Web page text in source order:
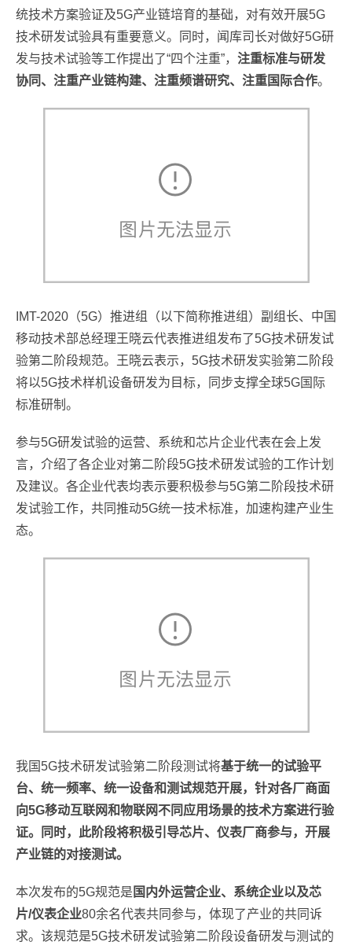
统技术方案验证及5G产业链培育的基础，对有效开展5G
技术研发试验具有重要意义。同时，闻库司长对做好5G研
发与技术试验等工作提出了“四个注重”， 注重标准与研发
协同、注重产业链构建、注重频谱研究、注重国际合作。
IMT-2020（5G）推进组（以下简称推进组）副组长、中国
移动技术部总经理王晓云代表推进组发布了5G技术研发试
验第二阶段规范。王晓云表示，5G技术研发实验第二阶段
将以5G技术样机设备研发为目标，同步支撑全球5G国际
标准研制。
参与5G研发试验的运营、系统和芯片企业代表在会上发
言，介绍了各企业对第二阶段5G技术研发试验的工作计划
及建议。各企业代表均表示要积极参与5G第二阶段技术研
发试验工作，共同推动5G统一技术标准，加速构建产业生
态。
我国5G技术研发试验第二阶段测试将基于统一的试验平
台、统一频率、统一设备和测试规范开展，针对各厂商面
向5G移动互联网和物联网不同应用场景的技术方案进行验
证。同时，此阶段将积极引导芯片、仪表厂商参与，开展
产业链的对接测试。
本次发布的5G规范是 国内外运营企业、系统企业以及芯
片/仪表企业80余名代表共同参与，体现了产业的共同诉
求。该规范是5G技术研发试验第二阶段设备研发与测试的